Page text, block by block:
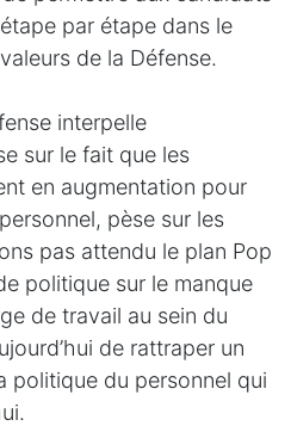
par étape dans le
de la Défense.
interpelle
sur le fait que les
en augmentation pour
pèse sur les
pas attendu le plan Pop
politique sur le manque
de travail au sein du
de rattraper un
politique du personnel qui